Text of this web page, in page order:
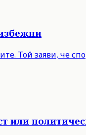
Той заяви, че
или